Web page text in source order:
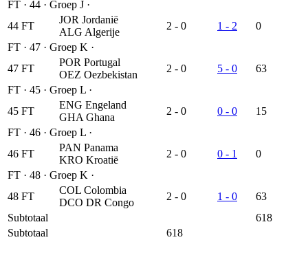
FT · 44 · Groep J ·
44 FT
JOR Jordanië
ALG Algerije
2 - 0 1 - 2
0
FT · 47 · Groep K ·
47 FT
POR Portugal
OEZ Oezbekistan
2 - 0 5 - 0
63
FT · 45 · Groep L ·
45 FT
ENG Engeland
GHA Ghana
2 - 0 0 - 0
15
FT · 46 · Groep L ·
46 FT
PAN Panama
KRO Kroatië
2 - 0 0 - 1
0
FT · 48 · Groep K ·
48 FT
COL Colombia
DCO DR Congo
2 - 0 1 - 0
63
Subtotaal
618
Subtotaal
618